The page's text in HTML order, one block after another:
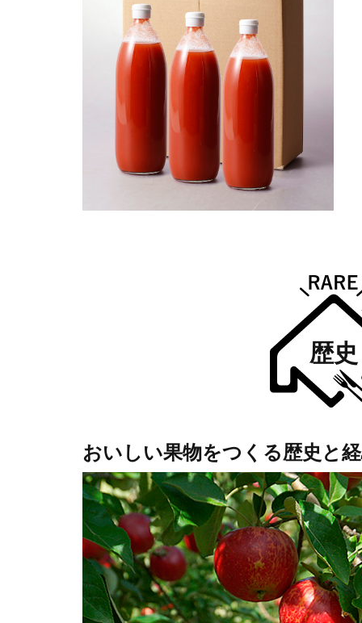
歴史
おいしい果物をつくる歴史と